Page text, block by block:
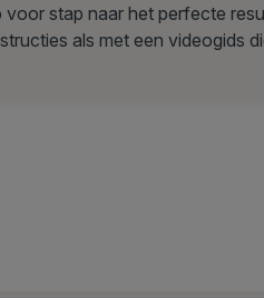
voor stap naar het perfecte
als met een videogids